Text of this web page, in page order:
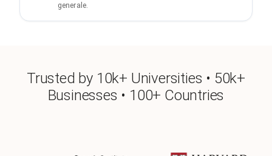
generale.
Trusted by 10k+ Universities • 50k+
Businesses • 100+ Countries